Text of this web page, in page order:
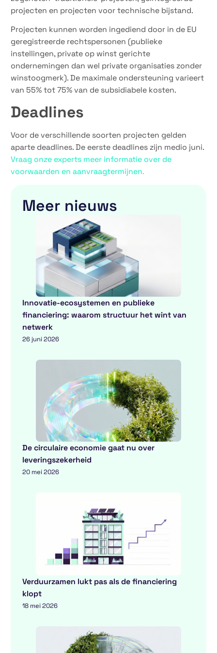
projecten en projecten voor technische bijstand.
Projecten kunnen worden ingediend door in de EU
geregistreerde rechtspersonen (publieke
instellingen, private op winst gerichte
ondernemingen dan wel private organisaties zonder
winstoogmerk). De maximale ondersteuning varieert
van 55% tot 75% van de subsidiabele kosten.
Deadlines
Voor de verschillende soorten projecten gelden
aparte deadlines. De eerste deadlines zijn medio juni.
Vraag onze experts meer informatie over de
voorwaarden en aanvraagtermijnen.
Meer nieuws
Innovatie-ecosystemen en publieke
financiering: waarom structuur het wint van
netwerk
26 juni 2026
De circulaire economie gaat nu over
leveringszekerheid
20 mei 2026
Verduurzamen lukt pas als de financiering
klopt
18 mei 2026